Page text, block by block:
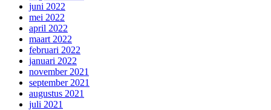
juni 2022
mei 2022
april 2022
maart 2022
februari 2022
januari 2022
november 2021
september 2021
augustus 2021
juli 2021